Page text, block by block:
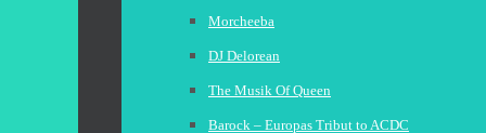
Morcheeba
DJ Delorean
The Musik Of Queen
Barock – Europas Tribut to ACDC